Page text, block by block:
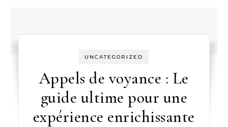
UNCATEGORIZED
Appels de voyance : Le
guide ultime pour une
expérience enrichissante